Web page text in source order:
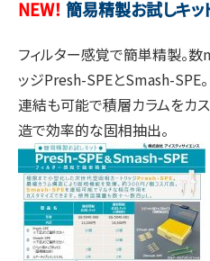
NEW！ 簡易精製お試しキッ
フィルター感覚で簡単精製。
ッジPresh-SPEとSmash-SPE。
連結も可能で積層カラムをカス
造で効率的な固相抽出。